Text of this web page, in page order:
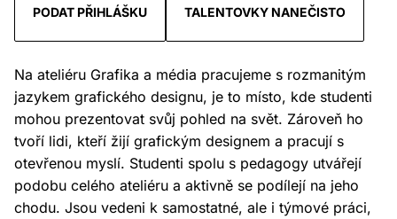
PODAT PŘIHLÁŠKU TALENTOVKY NANEČISTO
Na ateliéru Grafika a média pracujeme s rozmanitým
jazykem grafického designu, je to místo, kde studenti
mohou prezentovat svůj pohled na svět. Zároveň ho
tvoří lidi, kteří žijí grafickým designem a pracují s
otevřenou myslí. Studenti spolu s pedagogy utvářejí
podobu celého ateliéru a aktivně se podílejí na jeho
chodu. Jsou vedeni k samostatné, ale i týmové práci,